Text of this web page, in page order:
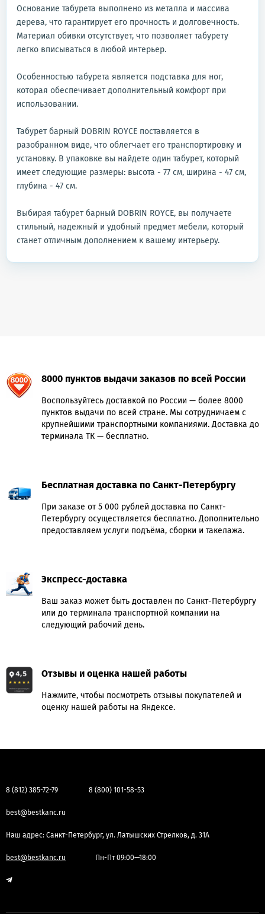
Основание табурета выполнено из металла и массива
дерева, что гарантирует его прочность и долговечность.
Материал обивки отсутствует, что позволяет табурету
легко вписываться в любой интерьер.
Особенностью табурета является подставка для ног,
которая обеспечивает дополнительный комфорт при
использовании.
Табурет барный DOBRIN ROYCE поставляется в
разобранном виде, что облегчает его транспортировку и
установку. В упаковке вы найдете один табурет, который
имеет следующие размеры: высота - 77 см, ширина - 47 см,
глубина - 47 см.
Выбирая табурет барный DOBRIN ROYCE, вы получаете
стильный, надежный и удобный предмет мебели, который
станет отличным дополнением к вашему интерьеру.
8000 пунктов выдачи заказов по всей России
Воспользуйтесь доставкой по России — более 8000
пунктов выдачи по всей стране. Мы сотрудничаем с
крупнейшими транспортными компаниями. Доставка до
терминала ТК — бесплатно.
Бесплатная доставка по Санкт-Петербургу
При заказе от 5 000 рублей доставка по Санкт-
Петербургу осуществляется бесплатно. Дополнительно
предоставляем услуги подъёма, сборки и такелажа.
Экспресс-доставка
Ваш заказ может быть доставлен по Санкт-Петербургу
или до терминала транспортной компании на
следующий рабочий день.
Отзывы и оценка нашей работы
Нажмите, чтобы посмотреть отзывы покупателей и
оценку нашей работы на Яндексе.
8 (812) 385-72-79 8 (800) 101-58-53
best@bestkanc.ru
Наш адрес: Санкт-Петербург, ул. Латышских Стрелков, д. 31А
best@bestkanc.ru Пн-Пт 09:00—18:00